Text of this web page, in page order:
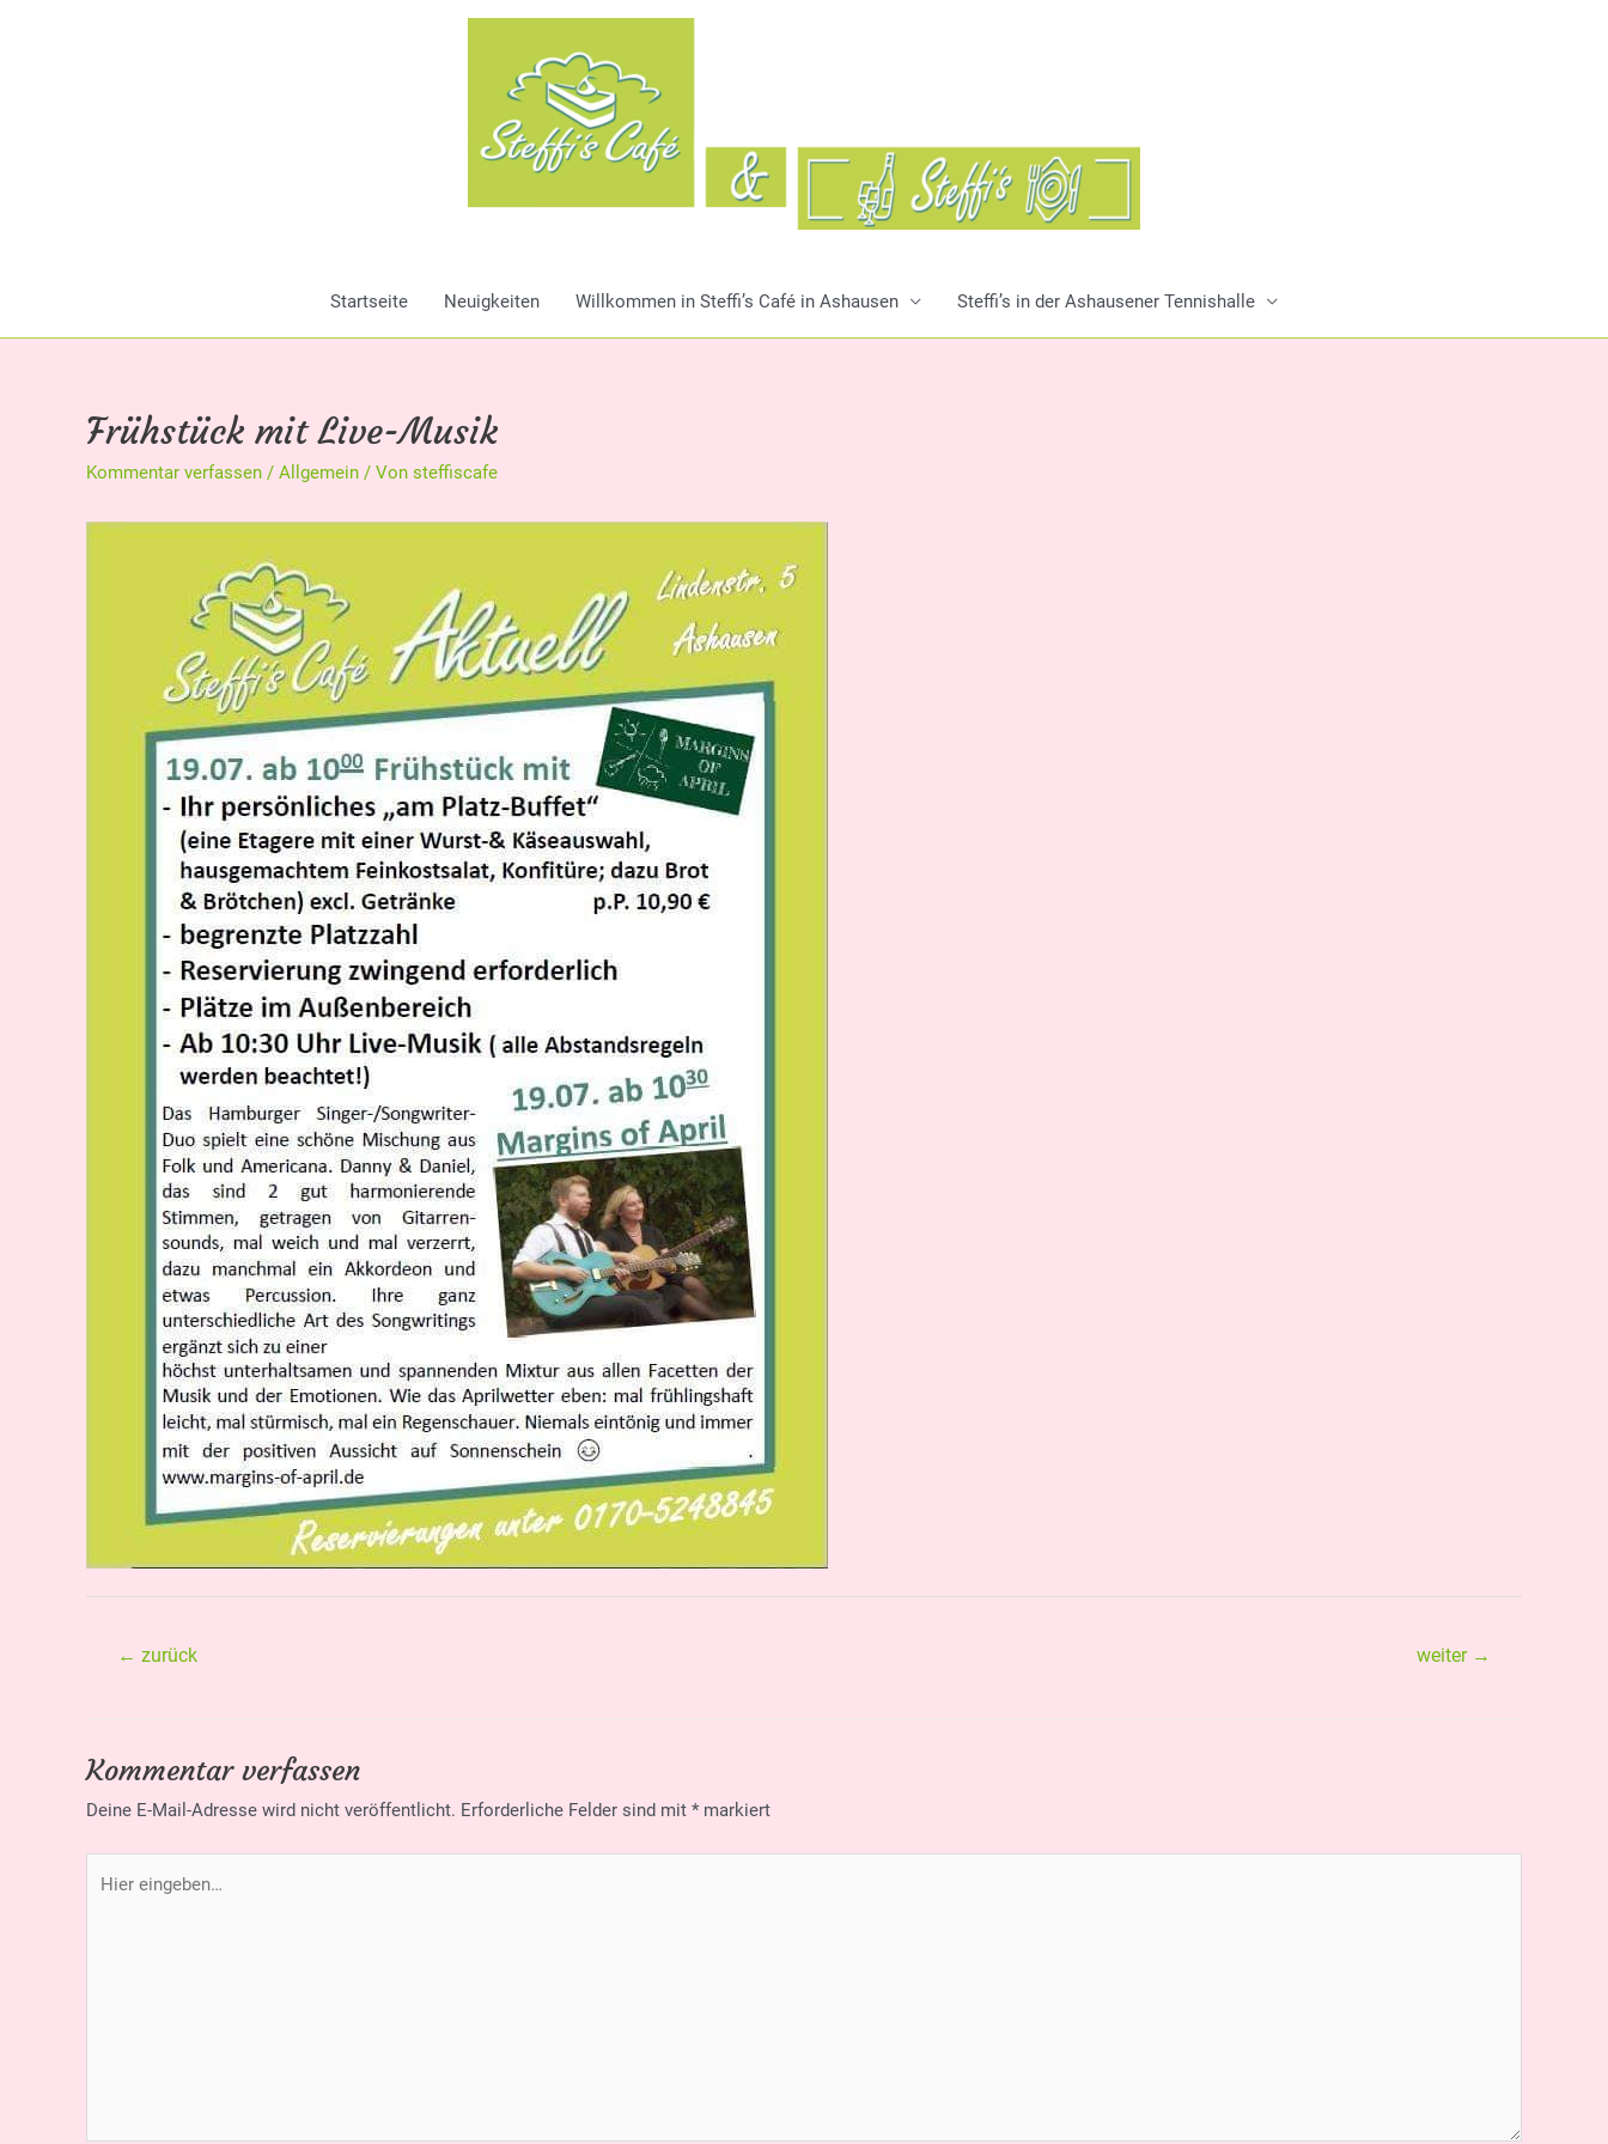
Startseite Neuigkeiten Willkommen in Steffi’s Café in Ashausen Steffi’s in der Ashausener Tennishalle
Frühstück mit Live-Musik
Kommentar verfassen / Allgemein / Von steffiscafe
Beitragsnavigation
← zurück weiter →
Kommentar verfassen
Deine E-Mail-Adresse wird nicht veröffentlicht. Erforderliche Felder sind mit * markiert
eingeben…